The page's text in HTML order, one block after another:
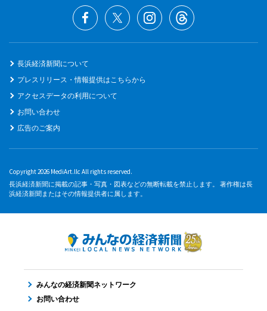
長浜経済新聞について
プレスリリース・情報提供はこちらから
アクセスデータの利用について
お問い合わせ
広告のご案内
Copyright 2026 MediArt.llc All rights reserved.
長浜経済新聞に掲載の記事・写真・図表などの無断転載を禁止します。 著作権は長
浜経済新聞またはその情報提供者に属します。
みんなの経済新聞ネットワーク
お問い合わせ